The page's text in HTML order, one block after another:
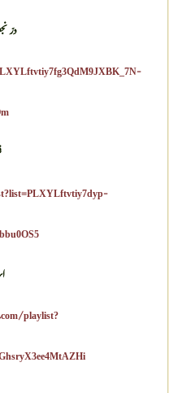
درّ
playlist?